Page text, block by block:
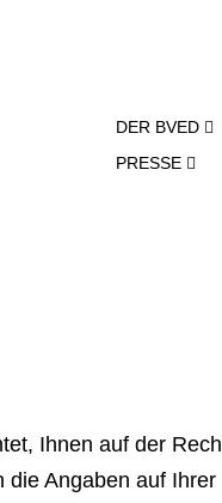
DER BVED
PRESSE
Ihnen auf der
die Angaben auf Ihrer